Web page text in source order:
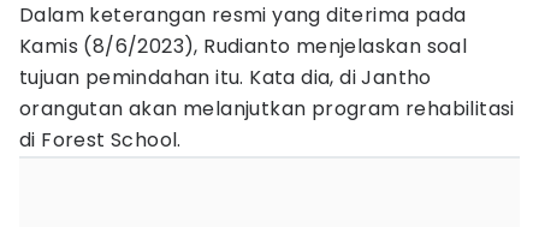
Dalam keterangan resmi yang diterima pada
Kamis (8/6/2023), Rudianto menjelaskan soal
tujuan pemindahan itu. Kata dia, di Jantho
orangutan akan melanjutkan program rehabilitasi
di Forest School.